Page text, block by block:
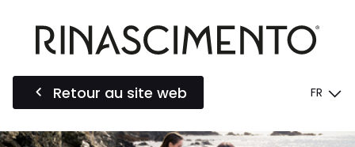
Retour au site web FR